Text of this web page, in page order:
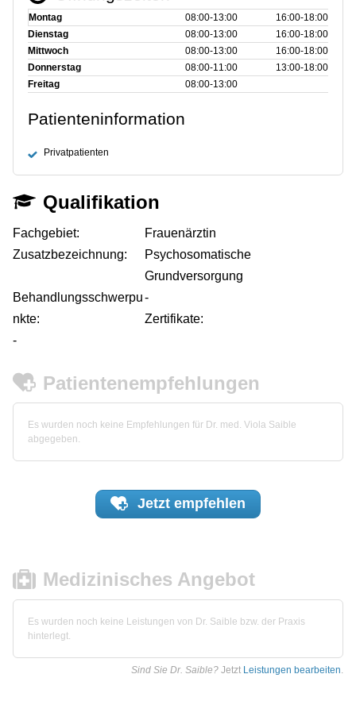
Montag 08:00‑13:00
16:00‑18:00
Dienstag
08:00‑13:00
16:00‑18:00
Mittwoch
08:00‑13:00
16:00‑18:00
Donnerstag
08:00‑11:00
13:00‑18:00
Freitag
08:00‑13:00
Patienteninformation
Privatpatienten
Qualifikation
Fachgebiet:
Frauenärztin
Zusatzbezeichnung:
Psychosomatische
Grundversorgung
Behandlungsschwerpu
nkte:
-
Zertifikate:
-
Patientenempfehlungen
Es wurden noch keine Empfehlungen für Dr. med. Viola Saible
abgegeben.
Jetzt empfehlen
Medizinisches Angebot
Es wurden noch keine Leistungen von Dr. Saible bzw. der Praxis
hinterlegt.
Sind Sie Dr. Saible? Jetzt Leistungen bearbeiten.